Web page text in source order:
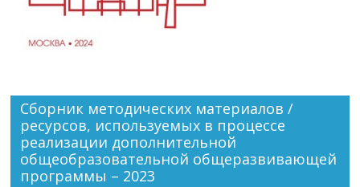
Сборник методических материалов /
ресурсов, используемых в процессе
реализации дополнительной
общеобразовательной общеразвивающей
программы – 2023